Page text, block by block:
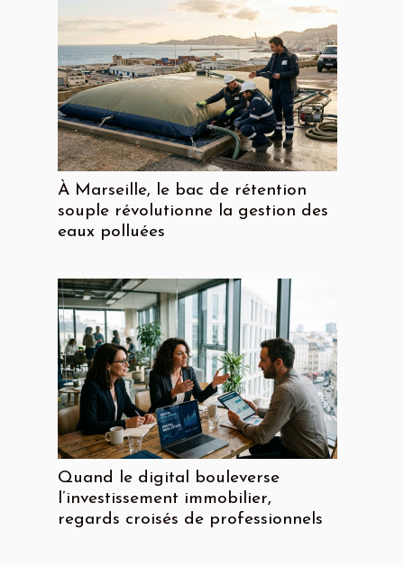
À Marseille, le bac de rétention
souple révolutionne la gestion des
eaux polluées
Quand le digital bouleverse
l’investissement immobilier,
regards croisés de professionnels